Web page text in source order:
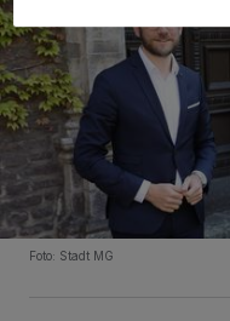
Foto: Stadt MG